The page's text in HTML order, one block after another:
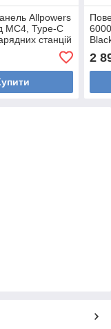
Allpowers
MC4, Type-C
станцій
2